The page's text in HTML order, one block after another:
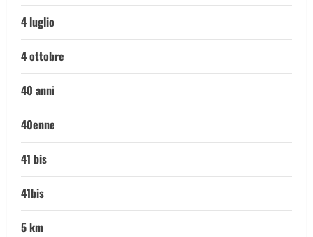
4 luglio
4 ottobre
40 anni
40enne
41 bis
41bis
5 km